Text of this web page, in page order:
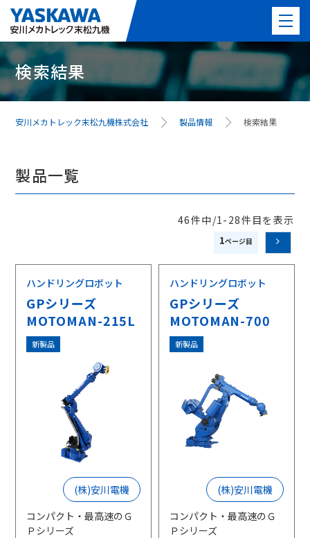
会社案内
採用情報
製品情報
事業紹介
相談窓口
検索結果
安川メカトレック末松九機株式会社 製品情報 検索結果
製品一覧
46件中/1-28件目を表示
1
ハンドリングロボット
GPシリーズ
MOTOMAN-215L
新製品
(株)安川電機
コンパクト・最高速のＧ
Ｐシリーズ
ハンドリングロボット
GPシリーズ
MOTOMAN-700
新製品
(株)安川電機
コンパクト・最高速のＧ
Ｐシリーズ